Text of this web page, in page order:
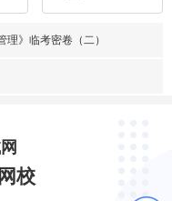
理》临考密卷（二）
校